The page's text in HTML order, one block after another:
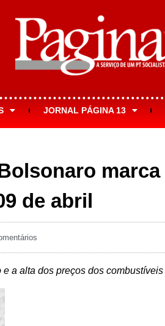
JORNAL PÁGINA 13
marca
de abril
a alta dos preços dos combustíveis